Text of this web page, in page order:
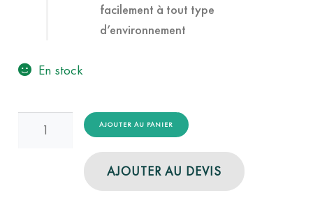
facilement à tout type
d’environnement
En stock
quantité
AJOUTER AU PANIER
AJOUTER AU DEVIS